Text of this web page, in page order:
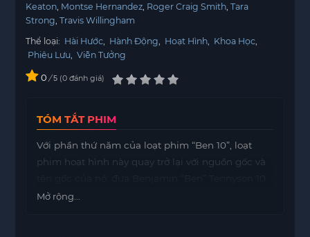
Keaton Montse Hernandez Roger Craig Smith Tara
Strong Travis Willingham
Thể loại: Hài Hước Hành Động Hoạt Hình Khoa Học
Phiêu Lưu
Viễn Tưởng
0 / 5 0 đánh giá
TÓM TẮT PHIM
Với phần thứ năm của loạt phim “Ben 10”, loạt
phim hoạt hình này quay trở lại với nguồn gốc và
tuổi, em họ Gwen và Ông nội Max trở lại cuộc
Mở rộng...